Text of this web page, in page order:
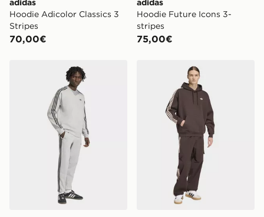
adidas
Hoodie Adicolor Classics 3
Stripes
70,00€
adidas
Hoodie Future Icons 3-
stripes
75,00€
adidas Pantaloni Da Tuta 3 Stripesadidas Hoodie Adicolor